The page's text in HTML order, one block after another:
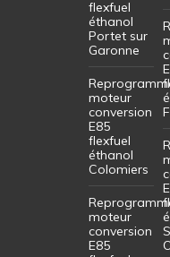
flexfuel
éthanol
Portet sur
Garonne
moteur
conversion
E85
flexfuel
éthanol
Colomiers
moteur
conversion
E85